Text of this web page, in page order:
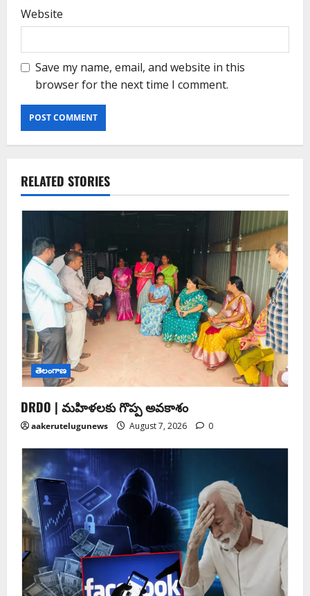
Website
Save my name, email, and website in this
browser for the next time I comment.
RELATED STORIES
తెలంగాణ
DRDO | మహిళలకు గొప్ప అవకాశం
aakerutelugunews August 7, 2026 0